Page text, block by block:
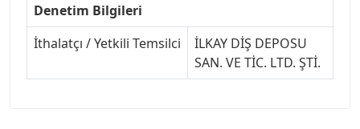
Denetim Bilgileri
İthalatçı / Yetkili Temsilci
İLKAY DİŞ DEPOSU
SAN. VE TİC. LTD. ŞTİ.